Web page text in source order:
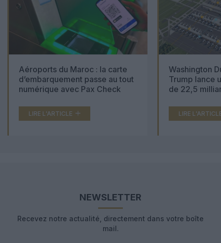
Aéroports du Maroc : la carte
d’embarquement passe au tout
numérique avec Pax Check
LIRE L'ARTICLE
Washington
Trump lance
de 22,5
LIRE
NEWSLETTER
Recevez notre actualité, directement dans votre boîte
mail.